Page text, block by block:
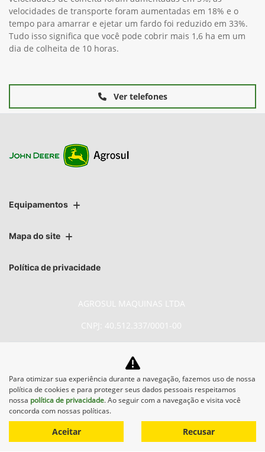
velocidades de transporte foram aumentadas em 18% e o
tempo para amarrar e ejetar um fardo foi reduzido em 33%.
Tudo isso significa que você pode cobrir mais 1,6 ha em um
dia de colheita de 10 horas.
Ver telefones
Equipamentos
Mapa do site
Política de privacidade
AGROSUL MAQUINAS LTDA
CNPJ: 40.512.337/0001-00
No trânsito, enxergar o outro
salva vidas.
Para otimizar sua experiência durante a navegação, fazemos uso de nossa
política de cookies e para proteger seus dados pessoais respeitamos
nossa política de privacidade. Ao seguir com a navegação e visita você
concorda com nossas políticas.
Aceitar Recusar